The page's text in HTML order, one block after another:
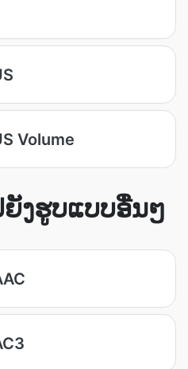
Volume
ຍັງຮູບແບບອື່ນໆ